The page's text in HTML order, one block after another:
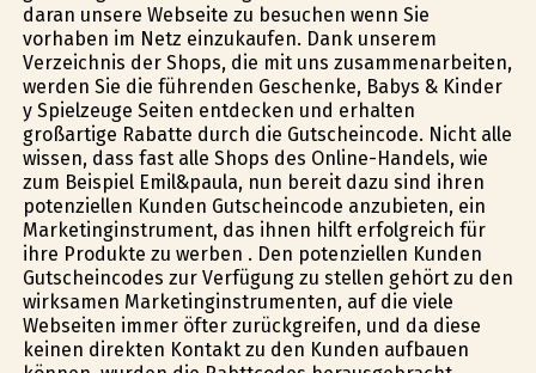
daran unsere Webseite zu besuchen wenn Sie
vorhaben im Netz einzukaufen. Dank unserem
Verzeichnis der Shops, die mit uns zusammenarbeiten,
werden Sie die führenden Geschenke, Babys & Kinder
y Spielzeuge Seiten entdecken und erhalten
großartige Rabatte durch die Gutscheincode. Nicht alle
wissen, dass fast alle Shops des Online-Handels, wie
zum Beispiel Emil&paula, nun bereit dazu sind ihren
potenziellen Kunden Gutscheincode anzubieten, ein
Marketinginstrument, das ihnen hilft erfolgreich für
ihre Produkte zu werben . Den potenziellen Kunden
Gutscheincodes zur Verfügung zu stellen gehört zu den
wirksamen Marketinginstrumenten, auf die viele
Webseiten immer öfter zurückgreifen, und da diese
keinen direkten Kontakt zu den Kunden aufbauen